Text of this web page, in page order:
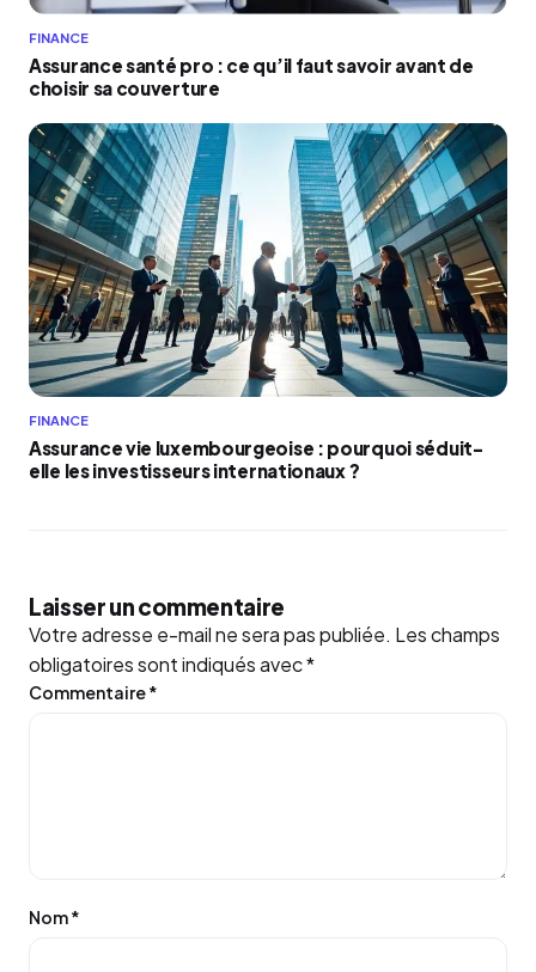
FINANCE
Assurance santé pro : ce qu’il faut savoir avant de
choisir sa couverture
FINANCE
Assurance vie luxembourgeoise : pourquoi séduit-
elle les investisseurs internationaux ?
Laisser un commentaire
Votre adresse e-mail ne sera pas publiée. Les champs
obligatoires sont indiqués avec*
Commentaire*
Nom*